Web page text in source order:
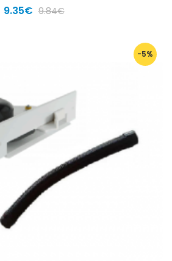
9.35€ 9.84€
-5%